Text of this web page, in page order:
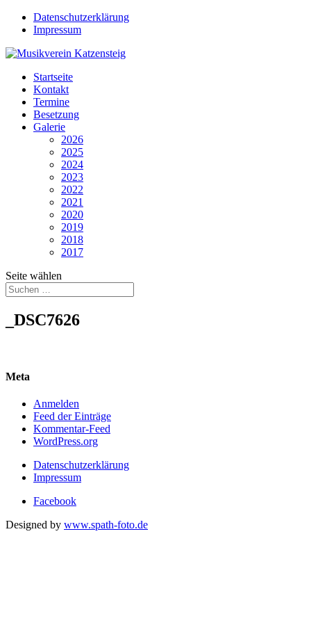
Datenschutzerklärung
Impressum
Startseite
Kontakt
Termine
Besetzung
Galerie
2026
2025
2024
2023
2022
2021
2020
2019
2018
2017
Seite wählen
_DSC7626
Meta
Anmelden
Feed der Einträge
Kommentar-Feed
WordPress.org
Datenschutzerklärung
Impressum
Facebook
Designed by www.spath-foto.de